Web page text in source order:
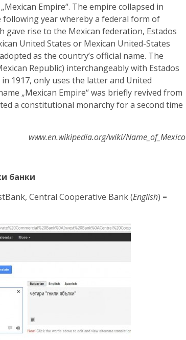
Empire“. The empire collapsed in
year whereby a federal form of
rise to the Mexican federation, Estados
United States or Mexican United-States
as the country’s official name. The
Republic) interchangeably with Estados
1917, only uses the latter and United
„Mexican Empire“ was briefly revived from
a constitutional monarchy for a second time
www.en.wikipedia.org/wiki/Name_of_Mexico
банки
Central Cooperative Bank (English) =